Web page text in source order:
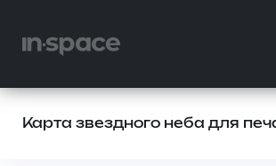
Карта звездного неба для